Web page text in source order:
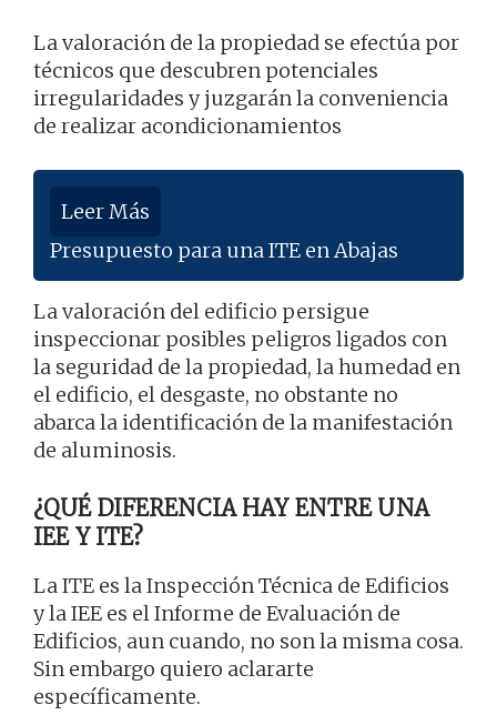
La valoración de la propiedad se efectúa por
técnicos que descubren potenciales
irregularidades y juzgarán la conveniencia
de realizar acondicionamientos
Leer Más
Presupuesto para una ITE en Abajas
La valoración del edificio persigue
inspeccionar posibles peligros ligados con
la seguridad de la propiedad, la humedad en
el edificio, el desgaste, no obstante no
abarca la identificación de la manifestación
de aluminosis.
¿QUÉ DIFERENCIA HAY ENTRE UNA
IEE Y ITE?
La ITE es la Inspección Técnica de Edificios
y la IEE es el Informe de Evaluación de
Edificios, aun cuando, no son la misma cosa.
Sin embargo quiero aclararte
específicamente.